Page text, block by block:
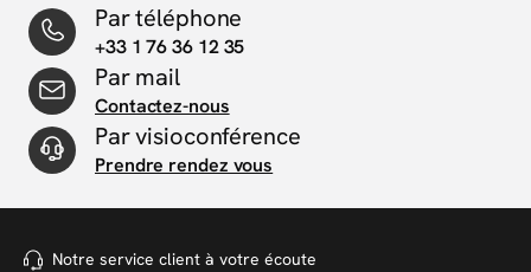
Par téléphone
+33 1 76 36 12 35
Par mail
Contactez-nous
Par visioconférence
Prendre rendez vous
Notre service client à votre écoute